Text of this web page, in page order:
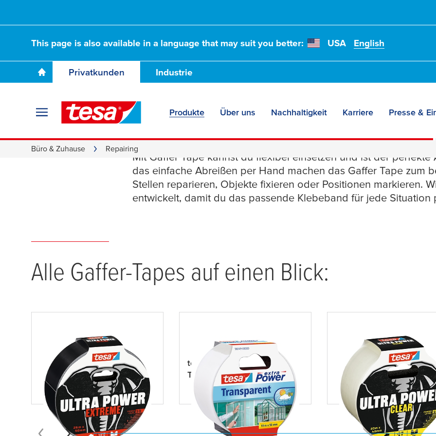
This page is also available in a language that may suit you better: USA English
Privatkunden Industrie
Produkte Über uns Nachhaltigkeit Karriere Presse &
Büro & Zuhause Repairing
Flexibles Gaffer Tape für alle
Mit Gaffer Tape kannst du flexibel einsetzen und ist der
das einfache Abreißen per Hand machen das Gaffer Tape zum
Stellen reparieren, Objekte fixieren oder Positionen markieren.
entwickelt, damit du das passende Klebeband für jede Situation
Alle Gaffer-Tapes auf einen Blick:
tesa ® Ultra Power Extreme tesa
® extra Power
Transparent
tesa ® Ultra Power Clear